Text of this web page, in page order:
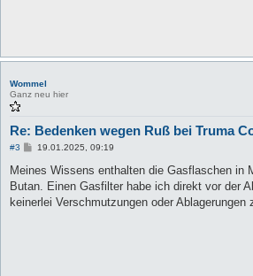
Wommel
Ganz neu hier
Re: Bedenken wegen Ruß bei Truma
#3
B
i
r
a
19.01.2025, 09:19
Meines Wissens enthalten die Gasflaschen in
Butan. Einen Gasfilter habe ich direkt vor der
keinerlei Verschmutzungen oder Ablagerungen